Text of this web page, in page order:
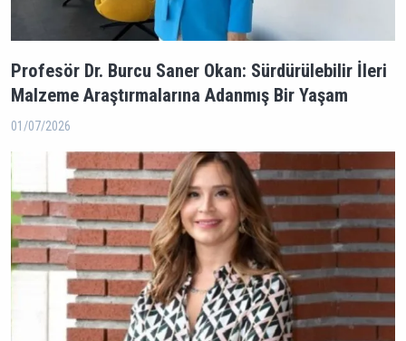
Profesör Dr. Burcu Saner Okan: Sürdürülebilir İleri
Malzeme Araştırmalarına Adanmış Bir Yaşam
01/07/2026